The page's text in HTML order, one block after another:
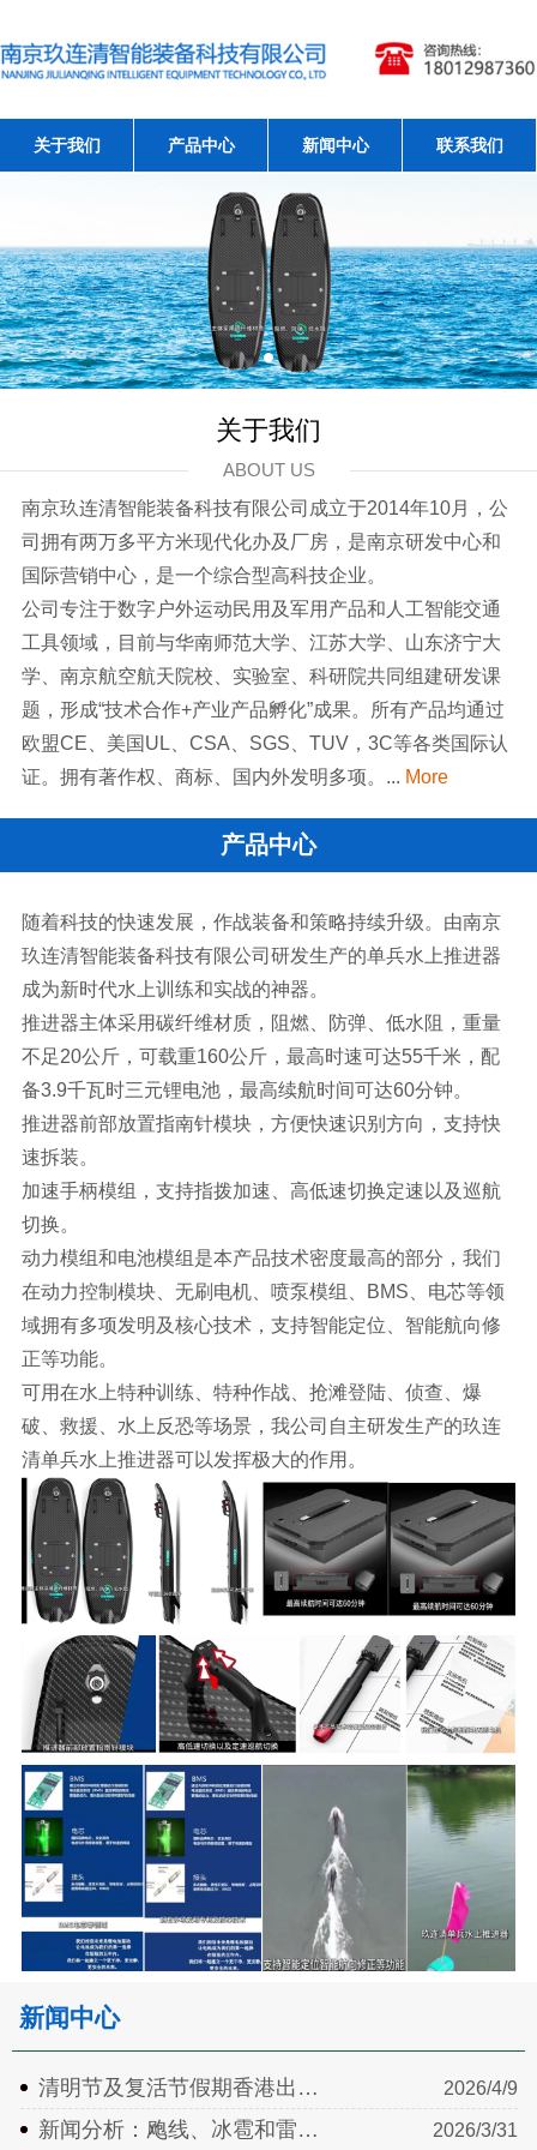
关于我们 产品中心 新闻中心 联系我们
关于我们
ABOUT US
南京玖连清智能装备科技有限公司成立于2014年10月，公
司拥有两万多平方米现代化办及厂房，是南京研发中心和
国际营销中心，是一个综合型高科技企业。
公司专注于数字户外运动民用及军用产品和人工智能交通
工具领域，目前与华南师范大学、江苏大学、山东济宁大
学、南京航空航天院校、实验室、科研院共同组建研发课
题，形成“技术合作+产业产品孵化”成果。所有产品均通过
欧盟CE、美国UL、CSA、SGS、TUV，3C等各类国际认
证。拥有著作权、商标、国内外发明多项。... More
产品中心
随着科技的快速发展，作战装备和策略持续升级。由南京
玖连清智能装备科技有限公司研发生产的单兵水上推进器
成为新时代水上训练和实战的神器。
推进器主体采用碳纤维材质，阻燃、防弹、低水阻，重量
不足20公斤，可载重160公斤，最高时速可达55千米，配
备3.9千瓦时三元锂电池，最高续航时间可达60分钟。
推进器前部放置指南针模块，方便快速识别方向，支持快
速拆装。
加速手柄模组，支持指拨加速、高低速切换定速以及巡航
切换。
动力模组和电池模组是本产品技术密度最高的部分，我们
在动力控制模块、无刷电机、喷泵模组、BMS、电芯等领
域拥有多项发明及核心技术，支持智能定位、智能航向修
正等功能。
可用在水上特种训练、特种作战、抢滩登陆、侦查、爆
破、救援、水上反恐等场景，我公司自主研发生产的玖连
清单兵水上推进器可以发挥极大的作用。
新闻中心
清明节及复活节假期香港出… 2026/4/9
新闻分析：飑线、冰雹和雷… 2026/3/31